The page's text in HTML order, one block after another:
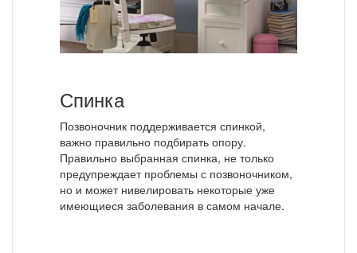
Спинка
Позвоночник поддерживается спинкой,
важно правильно подбирать опору.
Правильно выбранная спинка, не только
предупреждает проблемы с позвоночником,
но и может нивелировать некоторые уже
имеющиеся заболевания в самом начале.